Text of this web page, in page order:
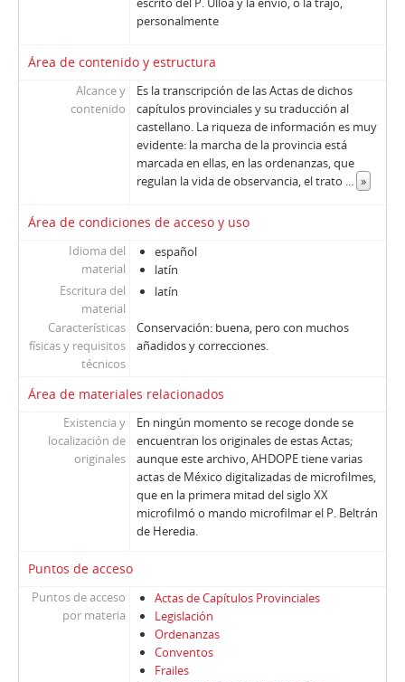
personalmente
Área de contenido y estructura
Alcance y
contenido
Es la transcripción de las Actas de dichos
capítulos provinciales y su traducción al
castellano. La riqueza de información es muy
evidente: la marcha de la provincia está
marcada en ellas, en las ordenanzas, que
regulan la vida de observancia, el trato ... »
Área de condiciones de acceso y uso
Idioma del
material
español
latín
Escritura del
material
latín
Características
físicas y requisitos
técnicos
Conservación: buena, pero con muchos
añadidos y correcciones.
Área de materiales relacionados
Existencia y
localización de
originales
En ningún momento se recoge donde se
encuentran los originales de estas Actas;
aunque este archivo, AHDOPE tiene varias
actas de México digitalizadas de microfilmes,
que en la primera mitad del siglo XX
microfilmó o mando microfilmar el P. Beltrán
de Heredia.
Puntos de acceso
Puntos de acceso
por materia
Actas de Capítulos Provinciales
Legislación
Ordenanzas
Conventos
Frailes